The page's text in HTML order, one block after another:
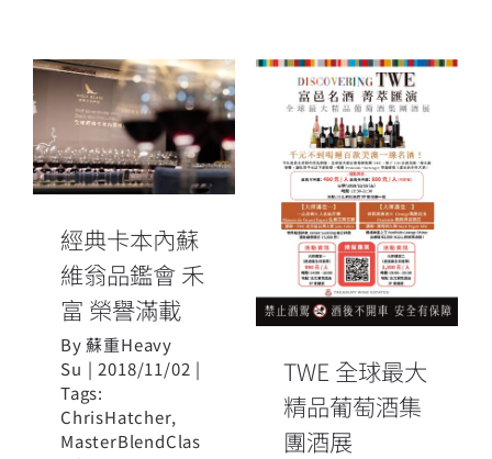
經典卡本內蘇
維翁品鑑會 禾
富 榮譽滿載
經典卡本內蘇
維翁品鑑會 禾
富 榮譽滿載
By蘇重Heavy
Su | 2018/11/02 |
Tags:
ChrisHatcher,
MasterBlendClas
TWE 全球最大
精品葡萄酒集
團酒展
TWE 全球最大
精品葡萄酒集
團酒展